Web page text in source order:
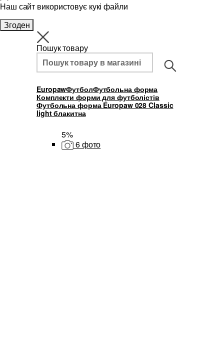
Наш сайт використовує кукі файли
Згоден
Пошук товару
EuropawФутболФутбольна форма
Комплекти форми для футболістів
Футбольна форма Europaw 028 Classic
light блакитна
5%
6 фото